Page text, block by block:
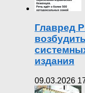
Главред
издания
09.03.2026